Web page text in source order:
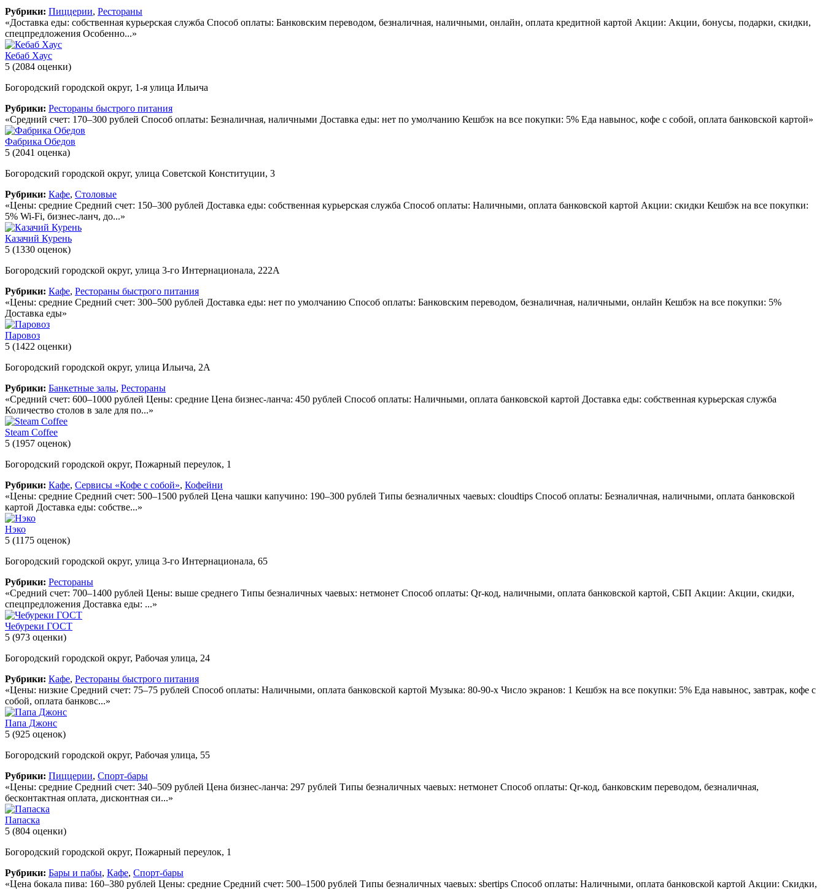
Рубрики: Пиццерии, Рестораны
«Доставка еды: собственная курьерская служба Способ оплаты: Банковским переводом, безналичная, наличными, онлайн, оплата кредитной картой Акции: Акции, бонусы, подарки, скидки,
спецпредложения Особенно...»
Кебаб Хаус
5 (2084 оценки)
Богородский городской округ, 1-я улица Ильича
Рубрики: Рестораны быстрого питания
«Средний счет: 170–300 рублей Способ оплаты: Безналичная, наличными Доставка еды: нет по умолчанию Кешбэк на все покупки: 5% Еда навынос, кофе с собой, оплата банковской картой»
Фабрика Обедов
5 (2041 оценка)
Богородский городской округ, улица Советской Конституции, 3
Рубрики: Кафе, Столовые
«Цены: средние Средний счет: 150–300 рублей Доставка еды: собственная курьерская служба Способ оплаты: Наличными, оплата банковской картой Акции: скидки Кешбэк на все покупки:
5% Wi-Fi, бизнес-ланч, до...»
Казачий Курень
5 (1330 оценок)
Богородский городской округ, улица 3-го Интернационала, 222А
Рубрики: Кафе, Рестораны быстрого питания
«Цены: средние Средний счет: 300–500 рублей Доставка еды: нет по умолчанию Способ оплаты: Банковским переводом, безналичная, наличными, онлайн Кешбэк на все покупки: 5%
Доставка еды»
Паровоз
5 (1422 оценки)
Богородский городской округ, улица Ильича, 2А
Рубрики: Банкетные залы, Рестораны
«Средний счет: 600–1000 рублей Цены: средние Цена бизнес-ланча: 450 рублей Способ оплаты: Наличными, оплата банковской картой Доставка еды: собственная курьерская служба
Количество столов в зале для по...»
Steam Coffee
5 (1957 оценок)
Богородский городской округ, Пожарный переулок, 1
Рубрики: Кафе, Сервисы «Кофе с собой», Кофейни
«Цены: средние Средний счет: 500–1500 рублей Цена чашки капучино: 190–300 рублей Типы безналичных чаевых: cloudtips Способ оплаты: Безналичная, наличными, оплата банковской
картой Доставка еды: собстве...»
Нэко
5 (1175 оценок)
Богородский городской округ, улица 3-го Интернационала, 65
Рубрики: Рестораны
«Средний счет: 700–1400 рублей Цены: выше среднего Типы безналичных чаевых: нетмонет Способ оплаты: Qr-код, наличными, оплата банковской картой, СБП Акции: Акции, скидки,
спецпредложения Доставка еды: ...»
Чебуреки ГОСТ
5 (973 оценки)
Богородский городской округ, Рабочая улица, 24
Рубрики: Кафе, Рестораны быстрого питания
«Цены: низкие Средний счет: 75–75 рублей Способ оплаты: Наличными, оплата банковской картой Музыка: 80-90-х Число экранов: 1 Кешбэк на все покупки: 5% Еда навынос, завтрак, кофе с
собой, оплата банковс...»
Папа Джонс
5 (925 оценок)
Богородский городской округ, Рабочая улица, 55
Рубрики: Пиццерии, Спорт-бары
«Цены: средние Средний счет: 340–509 рублей Цена бизнес-ланча: 297 рублей Типы безналичных чаевых: нетмонет Способ оплаты: Qr-код, банковским переводом, безналичная,
бесконтактная оплата, дисконтная си...»
Папаска
5 (804 оценки)
Богородский городской округ, Пожарный переулок, 1
Рубрики: Бары и пабы, Кафе, Спорт-бары
«Цена бокала пива: 160–380 рублей Цены: средние Средний счет: 500–1500 рублей Типы безналичных чаевых: sbertips Способ оплаты: Наличными, оплата банковской картой Акции: Скидки,